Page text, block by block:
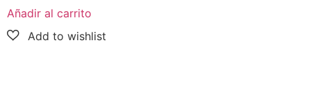
Añadir al carrito